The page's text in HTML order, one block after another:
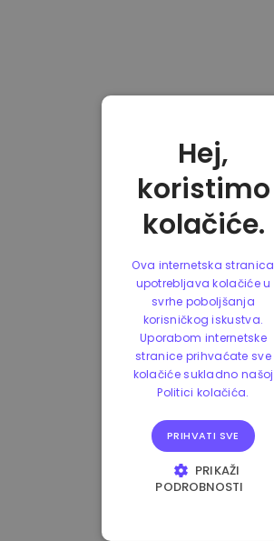
Hej,
koristimo
kolačiće.
Ova internetska stranica
upotrebljava kolačiće u
svrhe poboljšanja
korisničkog iskustva.
Uporabom internetske
stranice prihvaćate sve
kolačiće sukladno našoj
Politici kolačića.
PRIHVATI SVE
PRIKAŽI
PODROBNOSTI